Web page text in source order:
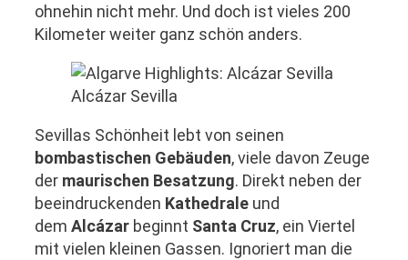
ohnehin nicht mehr. Und doch ist vieles 200
Kilometer weiter ganz schön anders.
Alcázar Sevilla
Sevillas Schönheit lebt von seinen
bombastischen Gebäuden, viele davon Zeuge
der maurischen Besatzung. Direkt neben der
beeindruckenden Kathedrale und
dem Alcázar beginnt Santa Cruz, ein Viertel
mit vielen kleinen Gassen. Ignoriert man die